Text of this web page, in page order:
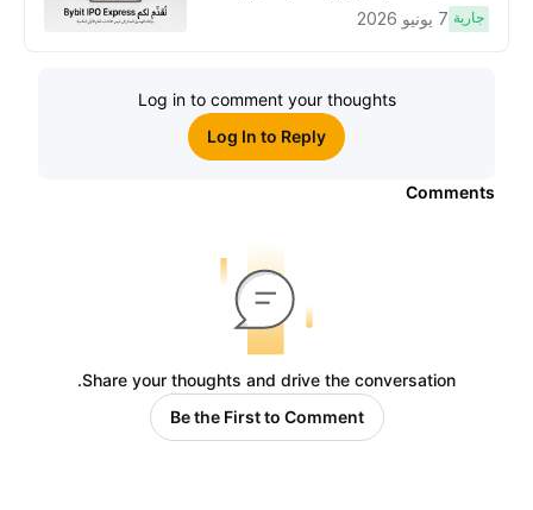
Bybit، بوابتك للوصول المبكر إلى فرص
جارية 7 يونيو 2026
Log in to comment your thoughts
Log In to Reply
Comments
Share your thoughts and drive the conversation.
Be the First to Comment